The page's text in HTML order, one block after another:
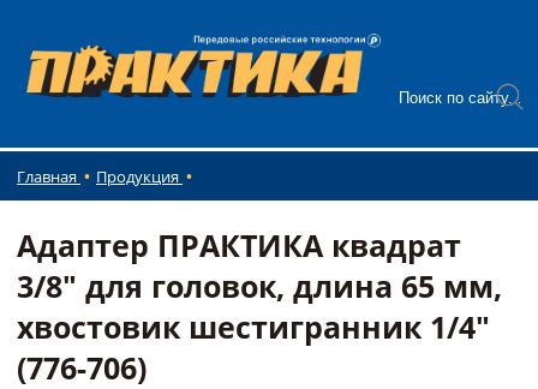
Главная Продукция
Адаптер ПРАКТИКА квадрат
3/8" для головок, длина 65 мм,
хвостовик шестигранник 1/4"
(776-706)